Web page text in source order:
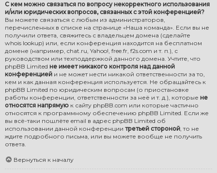
С кем можно связаться по вопросу некорректного использования
и/или юридических вопросов, связанных с этой конференцией?
Вы можете связаться с любым из администраторов,
перечисленных в списке на странице «Наша команда». Если вы не
получили ответа, свяжитесь с владельцем домена (сделайте
whois lookup) или, если конференция находится на бесплатном
домене (например, chat.ru, Yahoo!, free.fr, f2s.com и т. п.), с
руководством или техподдержкой данного домена. Учтите, что
phpBB Limited не имеет никакого контроля над данной
конференцией и не может нести никакой ответственности за то,
кем и как данная конференция используется. Не обращайтесь к
phpBB Limited по юридическим вопросам (о приостановке
работы конференции, ответственности за неё и т. д.), которые не
относятся напрямую к сайту phpBB.com или которые частично
относятся к программному обеспечению phpBB Limited. Если же
вы всё-таки пошлёте email в адрес phpBB Limited об
использовании данной конференции третьей стороной, то не
ждите подробного письма, или вы можете вообще не получить
ответа.
Вернуться к началу